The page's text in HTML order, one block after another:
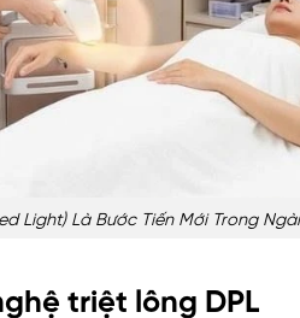
Light) Là Bước Tiến Mới Trong
triệt lông DPL